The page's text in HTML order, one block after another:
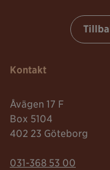
Kontakt
Åvägen 17 F
Box 5104
402 23 Göteborg
Telefonnummer:
031-368 53 00